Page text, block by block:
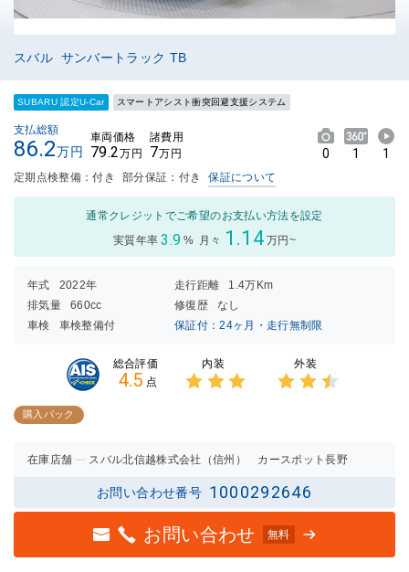
スバル サンバートラック TB
SUBARU 認定U-Car スマートアシスト衝突回避支援システム
支払総額
86.2万円
車両価格
79.2万円
諸費用
7万円 0 1 1
定期点検整備：付き 部分保証：付き 保証について
通常クレジットでご希望のお支払い方法を設定
実質年率 3.9 % 月々 1.14 万円~
年式 2022年 走行距離
1.4万Km
排気量
660cc 修復歴
なし
車検
車検整備付 保証付：24ヶ月・走行無制限
総合評価
4.5 点
内装 外装
購入パック
在庫店舗 スバル北信越株式会社（信州） カースポット長野
お問い合わせ番号 1000292646
お問い合わせ 無料